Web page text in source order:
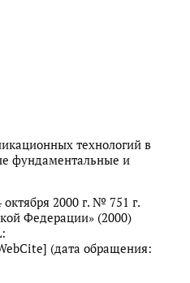
технологий в
фундаментальные и
2000 г. № 751 г.
Федерации» (2000)
(дата обращения: